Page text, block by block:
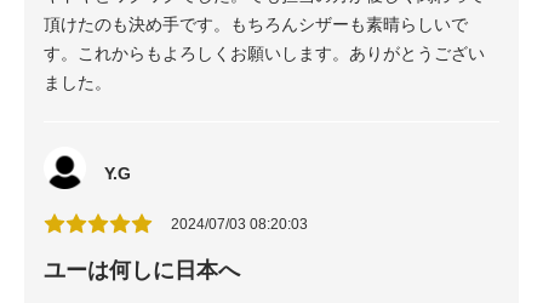
頂けたのも決め手です。もちろんシザーも素晴らしいで
す。これからもよろしくお願いします。ありがとうござい
ました。
Y.G
2024/07/03 08:20:03
ユーは何しに日本へ